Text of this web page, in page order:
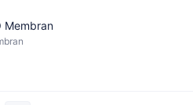
Membran